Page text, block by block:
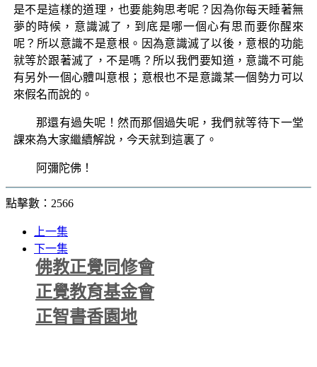
是不是這樣的道理，也要能夠思考呢？因為你每天睡著無
夢的時候，意識滅了，到底是哪一個心有思而要你醒來
呢？所以意識不是意根。因為意識滅了以後，意根的功能
就等於跟著滅了，不是嗎？所以我們要知道，意識不可能
有另外一個心體叫意根；意根也不是意識某一個勢力可以
來假名而說的。
那還有過失呢！然而那個過失呢，我們就等待下一堂
課來為大家繼續解說，今天就到這裏了。
阿彌陀佛！
點擊數：2566
上一集
下一集
佛教正覺同修會
正覺教育基金會
正智書香園地